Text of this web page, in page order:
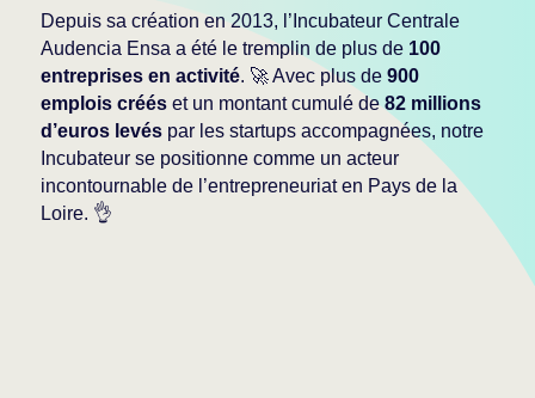
Depuis sa création en 2013, l’Incubateur Centrale
Audencia Ensa a été le tremplin de plus de 100
entreprises en activité. 🚀 Avec plus de 900
emplois crééset un montant cumulé de82 millions
d’euros levéspar les startups accompagnées, notre
Incubateur se positionne comme un acteur
incontournable de l’entrepreneuriat en Pays de la
Loire. 👌